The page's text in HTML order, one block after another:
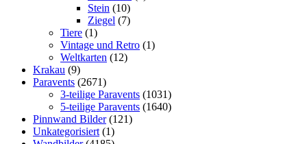
Stein (10)
Ziegel (7)
Tiere (1)
Vintage und Retro (1)
Weltkarten (12)
Krakau (9)
Paravents (2671)
3-teilige Paravents (1031)
5-teilige Paravents (1640)
Pinnwand Bilder (121)
Unkategorisiert (1)